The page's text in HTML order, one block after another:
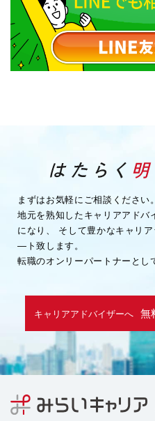
まずはお気軽にご相談ください。
地元を熟知したキャリアアドバ
になり、
そして豊かなキャリ
―ト致します。
転職のオンリーパートナーとし
キャリアアドバイザーへ 無